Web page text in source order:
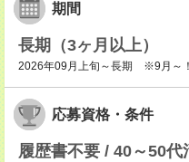
期間
長期（3ヶ月以上）
2026年09月上旬～長期 ※9月～！
応募資格・条件
履歴書不要 / 40～50